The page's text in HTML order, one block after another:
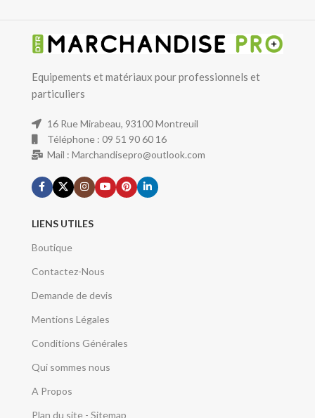
Equipements et matériaux pour professionnels et
particuliers
16 Rue Mirabeau, 93100 Montreuil
Téléphone : 09 51 90 60 16
Mail : Marchandisepro@outlook.com
LIENS UTILES
Boutique
Contactez-Nous
Demande de devis
Mentions Légales
Conditions Générales
Qui sommes nous
A Propos
Plan du site - Sitemap